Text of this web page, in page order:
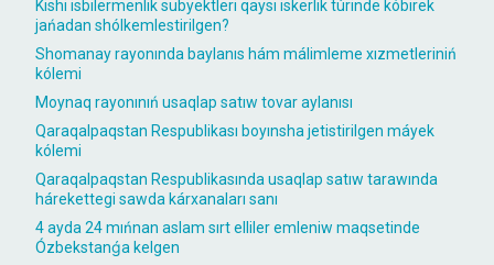
Kishi isbilermenlik subyektleri qaysı iskerlik túrinde kóbirek
jańadan shólkemlestirilgen?
Shomanay rayonında baylanıs hám málimleme xızmetleriniń
kólemi
Moynaq rayonınıń usaqlap satıw tovar aylanısı
Qaraqalpaqstan Respublikası boyınsha jetistirilgen máyek
kólemi
Qaraqalpaqstan Respublikasında usaqlap satıw tarawında
hárekettegi sawda kárxanaları sanı
4 ayda 24 mıńnan aslam sırt elliler emleniw maqsetinde
Ózbekstanǵa kelgen